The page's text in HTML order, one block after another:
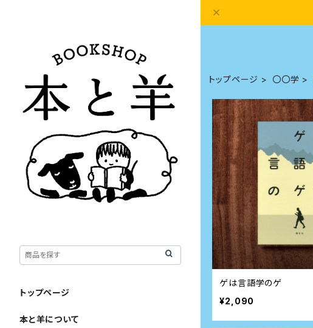
トップページ 〇〇学
ゲは言語学のゲ
¥2,090
トップページ
本と羊について